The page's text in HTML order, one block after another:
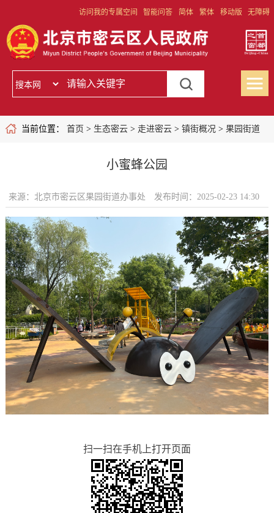
访问我的专属空间 智能问答 简体 繁体 移动版 无障碍
当前位置： 首页 > 生态密云> 走进密云> 镇街概况 > 果园街道
小蜜蜂公园
来源：北京市密云区果园街道办事处 发布时间：2025-02-23 14:30
扫一扫在手机上打开页面